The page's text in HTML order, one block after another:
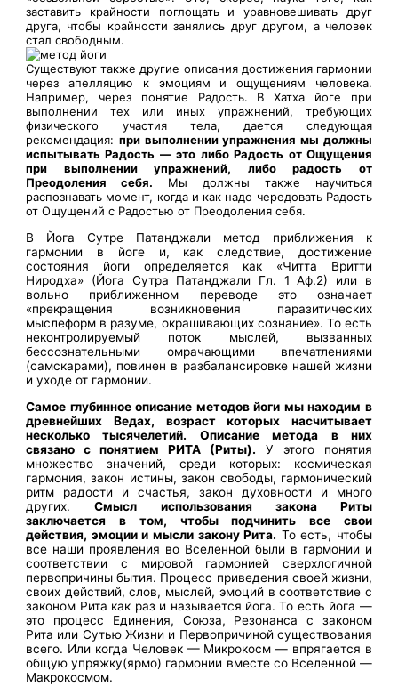
заставить крайности поглощать и уравновешивать друг
друга, чтобы крайности занялись друг другом, а человек
стал свободным.
Существуют также другие описания достижения гармонии
через апелляцию к эмоциям и ощущениям человека.
Например, через понятие Радость. В Хатха йоге при
выполнении тех или иных упражнений, требующих
физического участия тела, дается следующая
рекомендация: при выполнении упражнения мы должны
испытывать Радость — это либо Радость от Ощущения
при выполнении упражнений, либо радость от
Преодоления себя. Мы должны также научиться
распознавать момент, когда и как надо чередовать Радость
от Ощущений с Радостью от Преодоления себя.
В Йога Сутре Патанджали метод приближения к
гармонии в йоге и, как следствие, достижение
состояния йоги определяется как «Читта Вритти
Ниродха» (Йога Сутра Патанджали Гл. 1 Аф.2) или в
вольно приближенном переводе это означает
«прекращения возникновения паразитических
мыслеформ в разуме, окрашивающих сознание». То есть
неконтролируемый поток мыслей, вызванных
бессознательными омрачающими впечатлениями
(самскарами), повинен в разбалансировке нашей жизни
и уходе от гармонии.
Самое глубинное описание методов йоги мы находим в
древнейших Ведах, возраст которых насчитывает
несколько тысячелетий. Описание метода в них
связано с понятием РИТА (Риты). У этого понятия
множество значений, среди которых: космическая
гармония, закон истины, закон свободы, гармонический
ритм радости и счастья, закон духовности и много
других.Смысл использования закона Риты
заключается в том, чтобы подчинить все свои
действия, эмоции и мысли закону Рита. То есть, чтобы
все наши проявления во Вселенной были в гармонии и
соответствии с мировой гармонией сверхлогичной
первопричины бытия. Процесс приведения своей жизни,
своих действий, слов, мыслей, эмоций в соответствие с
законом Рита как раз и называется йога. То есть йога —
это процесс Единения, Союза, Резонанса с законом
Рита или Сутью Жизни и Первопричиной существования
всего. Или когда Человек — Микрокосм — впрягается в
общую упряжку(ярмо) гармонии вместе со Вселенной —
Макрокосмом.